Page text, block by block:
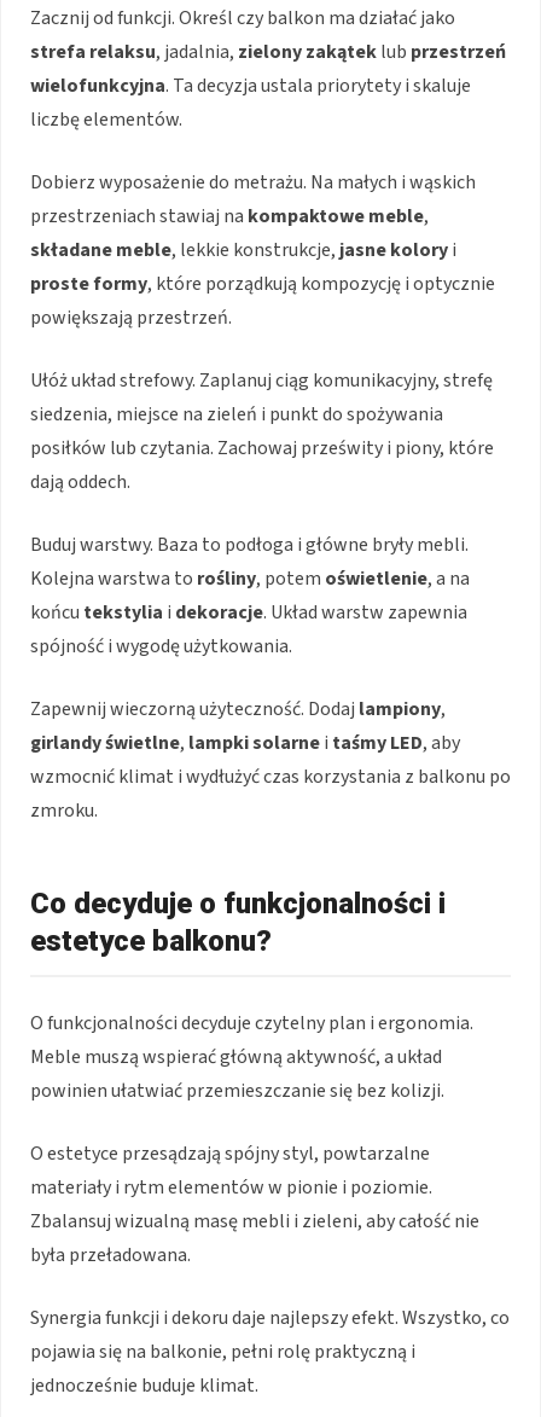
Zacznij od funkcji. Określ czy balkon ma działać jako
strefa relaksu, jadalnia, zielony zakąteklub przestrzeń
wielofunkcyjna. Ta decyzja ustala priorytety i skaluje
liczbę elementów.
Dobierz wyposażenie do metrażu. Na małych i wąskich
przestrzeniach stawiaj na kompaktowe meble,
składane meble, lekkie konstrukcje, jasne koloryi
proste formy, które porządkują kompozycję i optycznie
powiększają przestrzeń.
Ułóż układ strefowy. Zaplanuj ciąg komunikacyjny, strefę
siedzenia, miejsce na zieleń i punkt do spożywania
posiłków lub czytania. Zachowaj prześwity i piony, które
dają oddech.
Buduj warstwy. Baza to podłoga i główne bryły mebli.
Kolejna warstwa to rośliny, potem oświetlenie, a na
końcu tekstylia i dekoracje. Układ warstw zapewnia
spójność i wygodę użytkowania.
Zapewnij wieczorną użyteczność. Dodaj lampiony,
girlandy świetlne, lampki solarnei taśmy LED, aby
wzmocnić klimat i wydłużyć czas korzystania z balkonu po
zmroku.
Co decyduje o funkcjonalności i
estetyce balkonu?
O funkcjonalności decyduje czytelny plan i ergonomia.
Meble muszą wspierać główną aktywność, a układ
powinien ułatwiać przemieszczanie się bez kolizji.
O estetyce przesądzają spójny styl, powtarzalne
materiały i rytm elementów w pionie i poziomie.
Zbalansuj wizualną masę mebli i zieleni, aby całość nie
była przeładowana.
Synergia funkcji i dekoru daje najlepszy efekt. Wszystko, co
pojawia się na balkonie, pełni rolę praktyczną i
jednocześnie buduje klimat.